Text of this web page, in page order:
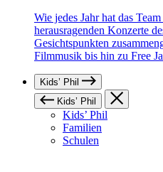
Wie jedes Jahr hat das
herausragenden Konzerte
Gesichtspunkten
Filmmusik bis hin zu Free
Kids’ Phil
Kids’ Phil
Kids’ Phil
Familien
Schulen